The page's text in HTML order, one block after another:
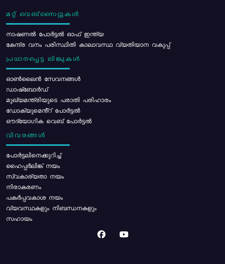
മറ്റ് വെബ്സൈറ്റുകൾ
നാഷണൽ പോർട്ടൽ ഓഫ് ഇന്ത്യ
കേന്ദ്ര വനം പരിസ്ഥിതി കാലാവസ്ഥ വ്യതിയാന വകുപ്പ്
പ്രധാനപ്പെട്ട ലിങ്കുകൾ
ഓൺലൈൻ സേവനങ്ങൾ
ഡാഷ്ബോർഡ്
മുഖ്യമന്ത്രിയുടെ പരാതി പരിഹാരം
ഡോക്യുമെൻ്റ് പോർട്ടൽ
ഔദ്യോഗിക വെബ് പോർട്ടൽ
വിവരങ്ങൾ
പോര്‍ട്ടലിനെക്കുറിച്ച്
ഹൈപ്പർലിങ്ക് നയം
സ്വകാര്യതാ നയം
നിരാകരണം
പകർപ്പവകാശ നയം
വ്യവസ്ഥകളും നിബന്ധനകളും
സഹായം